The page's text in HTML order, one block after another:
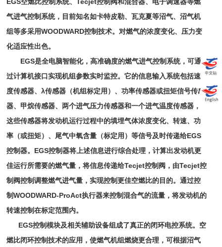
气进气控制系统，目前知名如卡特皮勒、瓦克夏等沼气、沼气机
组等多采用WOODWARD控制技术。 对燃气的浓度变化、压力变
化适应性出色。
EGS是全电脑智能化，高准确度的燃气进气控制系统，可通
过计算机接口实现机组参数实时监控。它的信息输入系统包括速
度传感器、λ传感器（机组标定用）、功率传感器或扭矩信号传感
器、甲烷传感器、两个进气压力传感器和一个进气温度传感器，
这些传感器将发动机运行过程中的填埋气体浓度变化、转速、功
率（或扭矩）、尾气中氧含量（标定用）等信号及时传递给EGS
控制器。EGS控制器将上述信息进行综合处理，计算出发动机更
佳运行所需要的燃气量，将信息传递给Tecjet控制阀，由Tecjet控
制阀控制调整燃气进气量，实现控制更佳空燃比的目的。通过控
制WOODWARD-ProAct执行器来控制混合气的流量，将发动机的
转速控制在标定范围内。
EGS控制模块及相关辅助设备组成了真正的闭环电控系统。空
燃比闭环控制技术的应用，使燃气机组燃烧更合理，可根据沼气